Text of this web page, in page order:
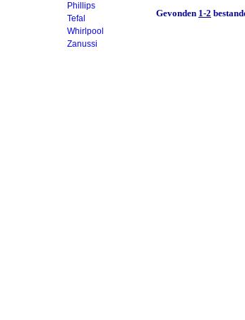
Phillips
Tefal
Whirlpool
Zanussi
Gevonden 1-2